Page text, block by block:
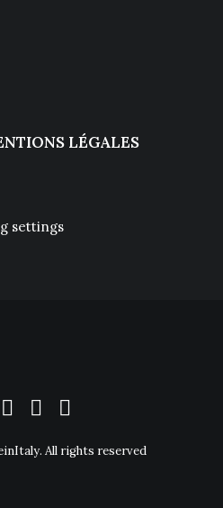
LÉGALES
settings
All rights reserved